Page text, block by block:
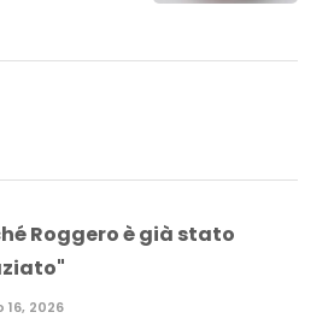
Roggero è già stato
16, 2026